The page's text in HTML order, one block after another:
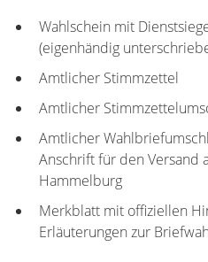
Wahlschein mit
(eigenhändig
Amtlicher Stimmzettel
Amtlicher
Amtlicher
Anschrift für den Versand
Hammelburg
Merkblatt mit offiziellen
Erläuterungen zur